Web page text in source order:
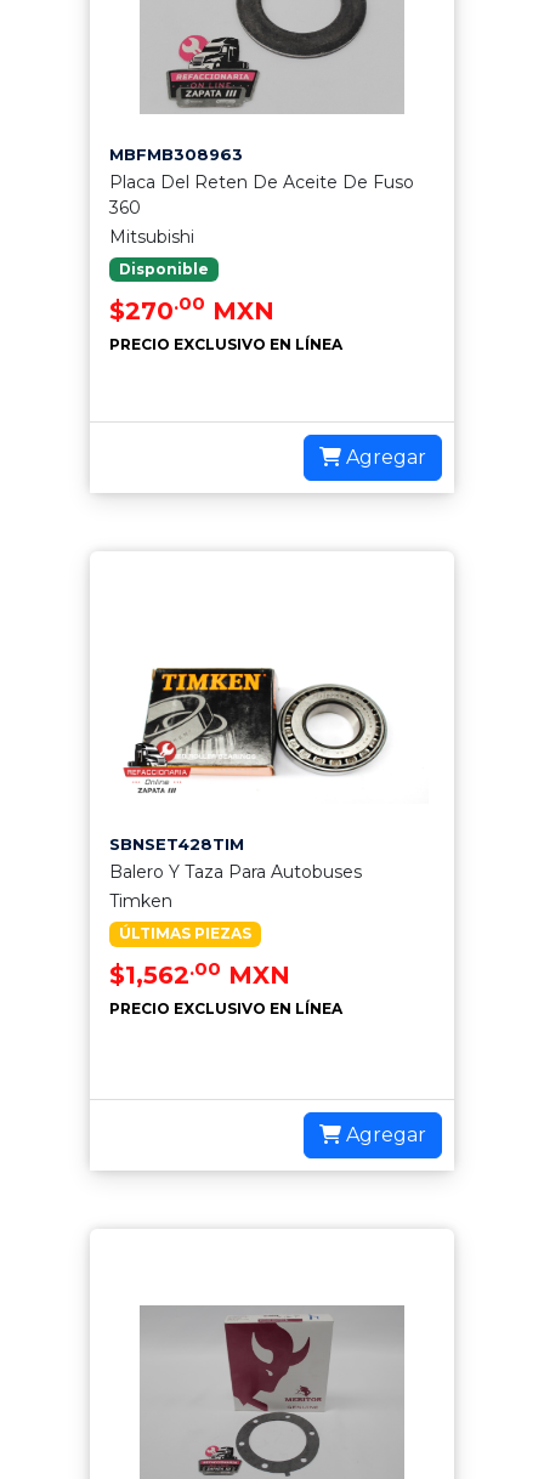
MBFMB308963
Placa Del Reten De Aceite De Fuso
360
Mitsubishi
Disponible
$270.00 MXN
PRECIO EXCLUSIVO EN LÍNEA
Agregar
SBNSET428TIM
Balero Y Taza Para Autobuses
Timken
ÚLTIMAS PIEZAS
$1,562.00 MXN
PRECIO EXCLUSIVO EN LÍNEA
Agregar